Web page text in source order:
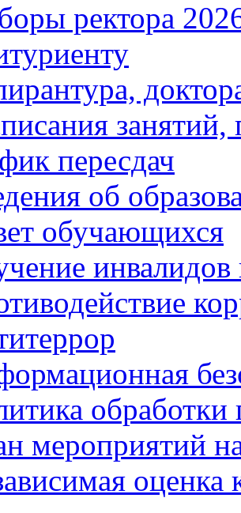
ректора
пересдач
об
обучающихся
мероприятий
оценка